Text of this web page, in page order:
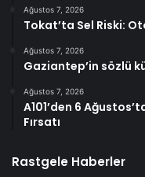
Ağustos 7, 2026
Tokat’ta Sel Riski:
Ağustos 7, 2026
Gaziantep’in sözlü
Ağustos 7, 2026
A101’den 6
Fırsatı
Rastgele Haberler